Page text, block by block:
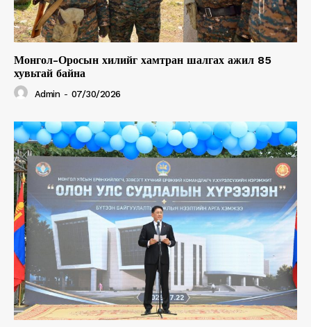
Монгол-Оросын хилийг хамтран шалгах ажил 85
хувьтай байна
Admin - 07/30/2026